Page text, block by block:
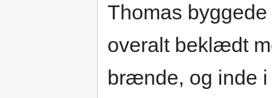
Thomas
overalt beklædt
brænde, og inde